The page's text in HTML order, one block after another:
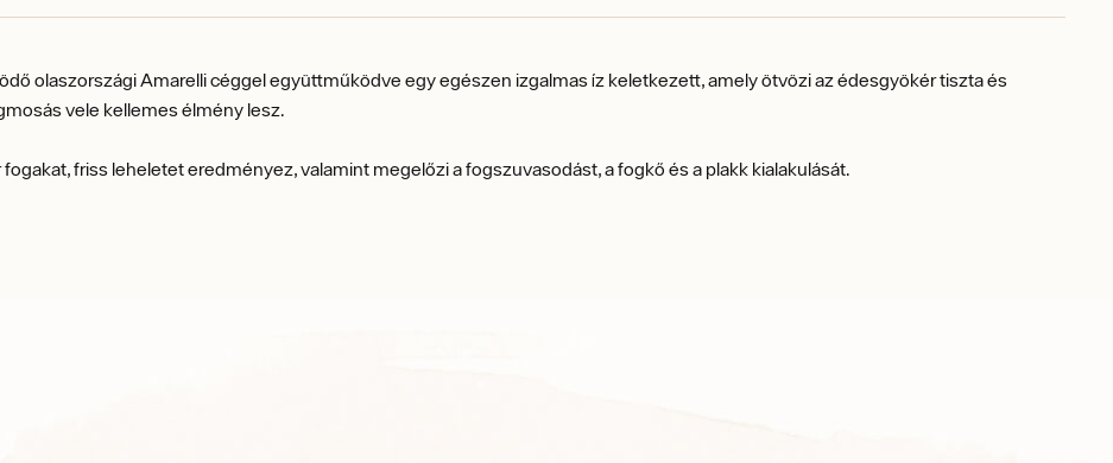
olaszországi Amarelli céggel együttműködve egy egészen izgalmas íz keletkezett, amely ötvözi az édesgyökér tiszta és
vele kellemes élmény lesz.
friss leheletet eredményez, valamint megelőzi a fogszuvasodást, a fogkő és a plakk kialakulását.